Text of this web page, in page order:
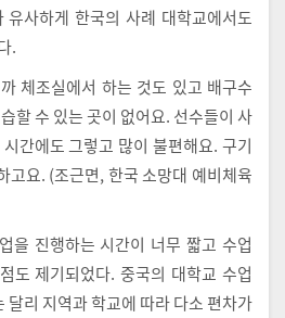
사하게 한국의 사례 대학교에서도
.
체조실에서 하는 것도 있고 배구수
할 수 있는 곳이 없어요. 선수들이 사
간에도 그렇고 많이 불편해요. 구기
고요. (조근면, 한국 소망대 예비체육
을 진행하는 시간이 너무 짧고 수업
도 제기되었다. 중국의 대학교 수업
달리 지역과 학교에 따라 다소 편차가